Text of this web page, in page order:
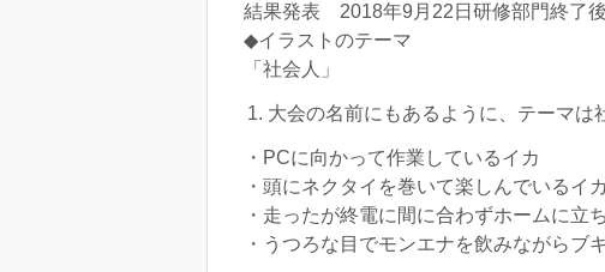
結果発表 2018年9月22日研修部門終了後
◆イラストのテーマ
「社会人」
大会の名前にもあるように、テーマは
・PCに向かって作業しているイカ
・頭にネクタイを巻いて楽しんでいるイカ
・走ったが終電に間に合わずホームに立
・うつろな目でモンエナを飲みながらブ